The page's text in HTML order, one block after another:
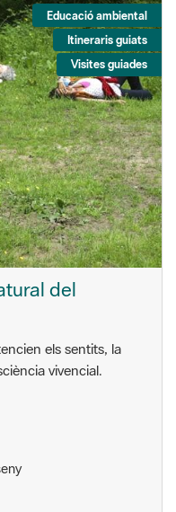
Educació ambiental
Itineraris guiats
Visites guiades
del
els sentits, la
vivencial.